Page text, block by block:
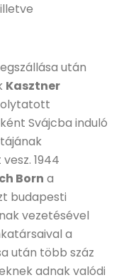
után
Kasztner
Svájcba induló
1944
Born a
budapesti
vezetésével
a
után több száz
adnak valódi